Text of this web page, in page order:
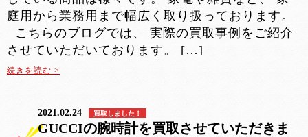
庭用から業務用まで幅広く取り扱っております。
こちらのブログでは、 実際の買取事例をご紹介
させていただいております。 […]
続きを読む >
2021.02.24 買取しました！
GUCCIの腕時計を買取させていただきま